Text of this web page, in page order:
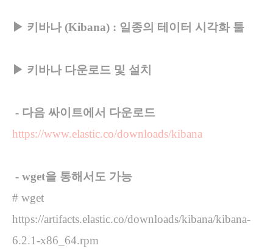
▶ 키바나 (Kibana) : 일종의 테이터 시각화 툴
▶ 키바나 다운로드 및 설치
- 다음 싸이트에서 다운로드
https://www.elastic.co/downloads/kibana
- wget을 통해서도 가능
# wget
https://artifacts.elastic.co/downloads/kibana/kibana-
6.2.1-x86_64.rpm